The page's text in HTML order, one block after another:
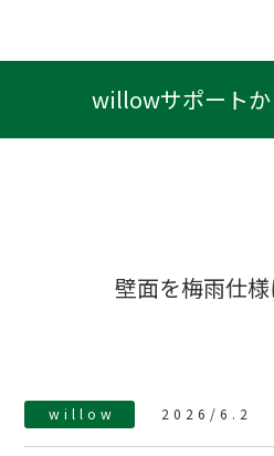
willowサポート
壁面を梅雨仕
willow 2026/6.2